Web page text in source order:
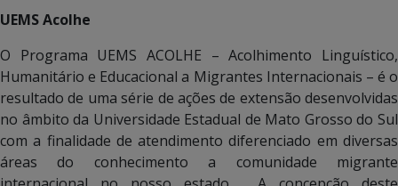
UEMS Acolhe
O Programa UEMS ACOLHE – Acolhimento Linguístico,
Humanitário e Educacional a Migrantes Internacionais – é o
resultado de uma série de ações de extensão desenvolvidas
no âmbito da Universidade Estadual de Mato Grosso do Sul
com a finalidade de atendimento diferenciado em diversas
áreas do conhecimento a comunidade migrante